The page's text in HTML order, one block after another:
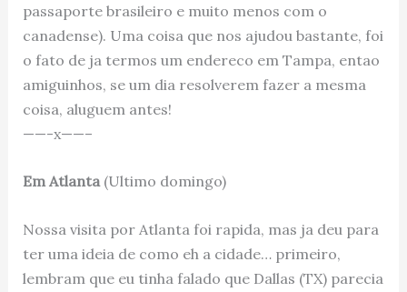
passaporte brasileiro e muito menos com o
canadense). Uma coisa que nos ajudou bastante, foi
o fato de ja termos um endereco em Tampa, entao
amiguinhos, se um dia resolverem fazer a mesma
coisa, aluguem antes!
——-x——–
Em Atlanta(Ultimo domingo)
Nossa visita por Atlanta foi rapida, mas ja deu para
ter uma ideia de como eh a cidade… primeiro,
lembram que eu tinha falado que Dallas (TX) parecia